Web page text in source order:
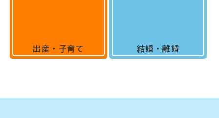
出産・子育て 結婚・離婚